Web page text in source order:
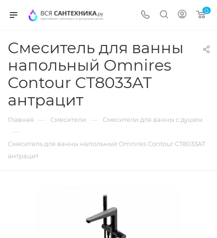
0
Cмеситель для ванны
напольный Omnires
Contour CT8033AT
антрацит
Главная — Смесители — Смесители для ванны с душем
—
Cмеситель для ванны напольный Omnires Contour CT8033AT
антрацит